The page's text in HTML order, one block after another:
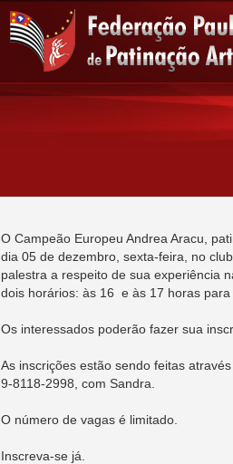
O Campeão Europeu Andrea Aracu,
dia 05 de dezembro, sexta-feira, no
palestra a respeito de sua experiência
dois horários: às 16 e às 17 horas para
Os interessados poderão fazer sua
As inscrições estão sendo feitas
9-8118-2998, com Sandra.
O número de vagas é limitado.
Inscreva-se já.